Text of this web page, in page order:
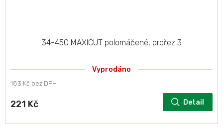
34-450 MAXICUT polomáčené, prořez 3
Vyprodáno
183 Kč bez DPH
221 Kč Detail